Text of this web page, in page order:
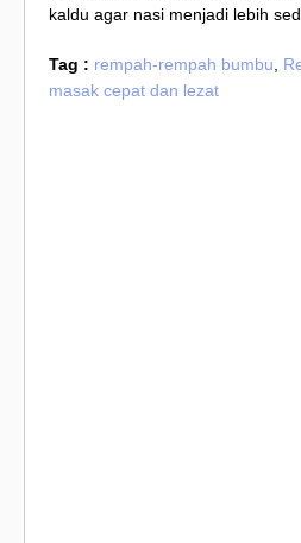
kaldu agar nasi menjadi lebih
Tag : rempah-rempah bumbu
masak cepat dan lezat